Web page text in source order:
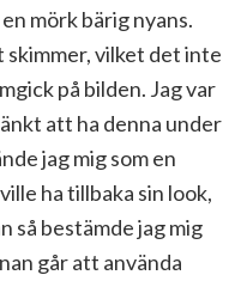
mörk bärig nyans.
skimmer, vilket det inte
på bilden. Jag var
att ha denna under
jag mig som en
ha tillbaka sin look,
så bestämde jag mig
går att använda